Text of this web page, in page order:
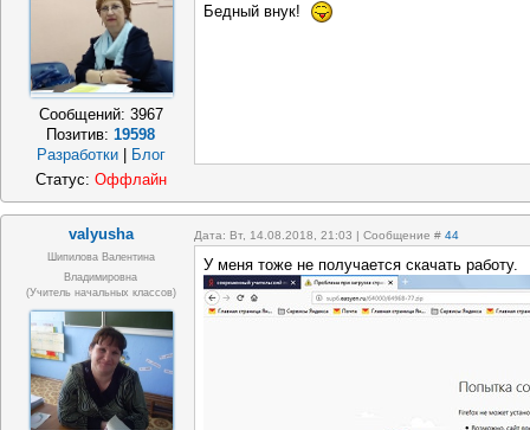
Сообщений: 3967
Позитив:19598
Разработки
Блог
Бедный внук!
Статус: Оффлайн
valyusha Дата: Вт, 14.08.2018, 21:03 | Сообщение # 44
Шипилова Валентина
Владимировна
(учитель начальных классов)
У меня тоже не получается скачать работу.